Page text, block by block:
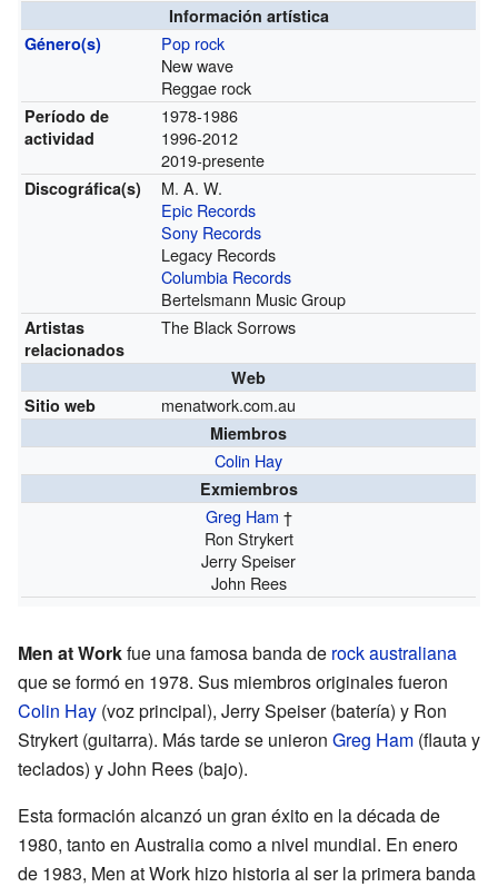
Información artística
Género(s)
Pop rock
New wave
Reggae rock
Período de
actividad
1978-1986
1996-2012
2019-presente
Discográfica(s)
M. A. W.
Epic Records
Sony Records
Legacy Records
Columbia Records
Bertelsmann Music Group
Artistas
relacionados
The Black Sorrows
Web
Sitio web
menatwork.com.au
Miembros
Colin Hay
Exmiembros
Greg Ham †
Ron Strykert
Jerry Speiser
John Rees
Men at Workfue una famosa banda de rockaustraliana
que se formó en 1978. Sus miembros originales fueron
Colin Hay (voz principal), Jerry Speiser (batería) y Ron
Strykert (guitarra). Más tarde se unieron Greg Ham (flauta y
teclados) y John Rees (bajo).
Esta formación alcanzó un gran éxito en la década de
1980, tanto en Australia como a nivel mundial. En enero
de 1983, Men at Work hizo historia al ser la primera banda